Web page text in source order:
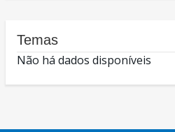
Temas
Não há dados disponíveis